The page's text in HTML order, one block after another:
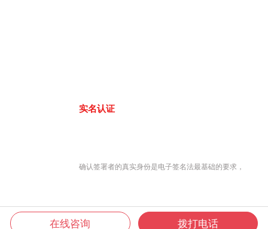
实名认证
确认签署者的真实身份是电子签名法最基础的要求，
在线咨询 拨打电话